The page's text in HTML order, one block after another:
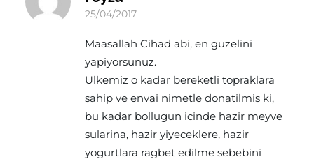
25/04/2017
Maasallah Cihad abi, en guzelini
yapiyorsunuz.
Ulkemiz o kadar bereketli topraklara
sahip ve envai nimetle donatilmis ki,
bu kadar bollugun icinde hazir meyve
sularina, hazir yiyeceklere, hazir
yogurtlara ragbet edilme sebebini